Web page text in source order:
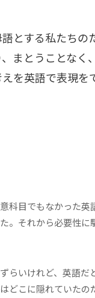
とする私たちの
まとうことなく
を英語で表現を
科目でもなかった
。それから必要性
らいけれど、英語
どこに隠れていた